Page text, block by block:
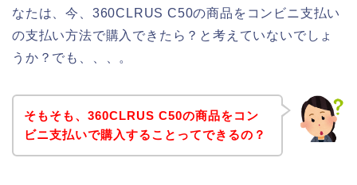
なたは、今、360CLRUS C50の商品をコンビニ支払い
の支払い方法で購入できたら？と考えていないでしょ
うか？でも、、、。
そもそも、360CLRUS C50の商品をコン
ビニ支払いで購入することってできるの？